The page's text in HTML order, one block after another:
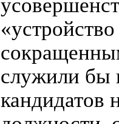
служили бы
кандидатов